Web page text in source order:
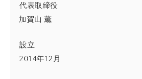
代表取締役
加賀山 薫
設立
2014年12月